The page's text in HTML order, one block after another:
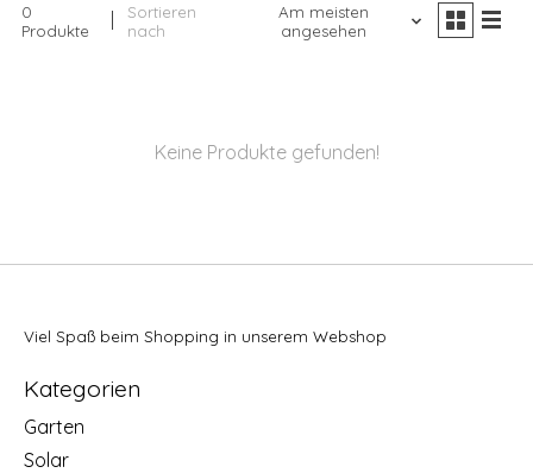
0
Produkte
Sortieren
nach
Am meisten
angesehen
Keine Produkte gefunden!
Viel Spaß beim Shopping in unserem Webshop
Kategorien
Garten
Solar